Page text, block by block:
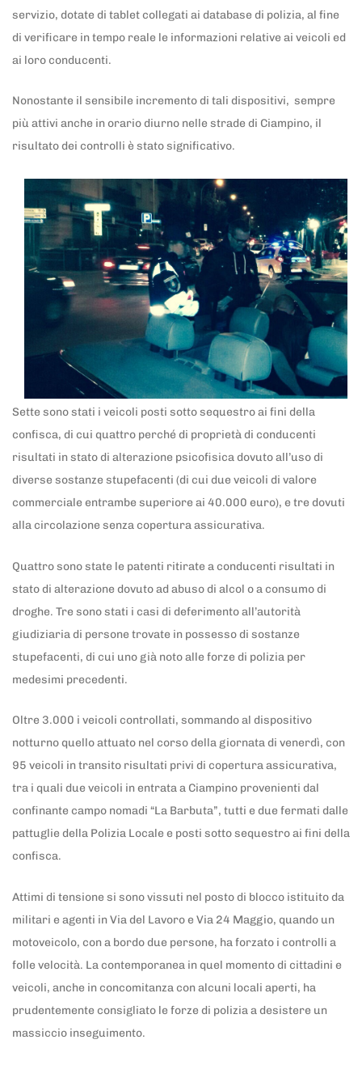
servizio, dotate di tablet collegati ai database di polizia, al fine
di verificare in tempo reale le informazioni relative ai veicoli ed
ai loro conducenti.
Nonostante il sensibile incremento di tali dispositivi, sempre
più attivi anche in orario diurno nelle strade di Ciampino, il
risultato dei controlli è stato significativo.
Sette sono stati i veicoli posti sotto sequestro ai fini della
confisca, di cui quattro perché di proprietà di conducenti
risultati in stato di alterazione psicofisica dovuto all’uso di
diverse sostanze stupefacenti (di cui due veicoli di valore
commerciale entrambe superiore ai 40.000 euro), e tre dovuti
alla circolazione senza copertura assicurativa.
Quattro sono state le patenti ritirate a conducenti risultati in
stato di alterazione dovuto ad abuso di alcol o a consumo di
droghe. Tre sono stati i casi di deferimento all’autorità
giudiziaria di persone trovate in possesso di sostanze
stupefacenti, di cui uno già noto alle forze di polizia per
medesimi precedenti.
Oltre 3.000 i veicoli controllati, sommando al dispositivo
notturno quello attuato nel corso della giornata di venerdì, con
95 veicoli in transito risultati privi di copertura assicurativa,
tra i quali due veicoli in entrata a Ciampino provenienti dal
confinante campo nomadi “La Barbuta”, tutti e due fermati dalle
pattuglie della Polizia Locale e posti sotto sequestro ai fini della
confisca.
Attimi di tensione si sono vissuti nel posto di blocco istituito da
militari e agenti in Via del Lavoro e Via 24 Maggio, quando un
motoveicolo, con a bordo due persone, ha forzato i controlli a
folle velocità. La contemporanea in quel momento di cittadini e
veicoli, anche in concomitanza con alcuni locali aperti, ha
prudentemente consigliato le forze di polizia a desistere un
massiccio inseguimento.